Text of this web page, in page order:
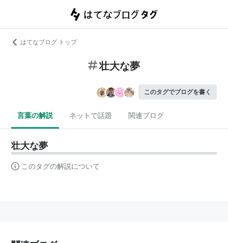
はてなブログ トップ
壮大な夢
このタグでブログを書く
言葉の解説 ネットで話題 関連ブログ
壮大な夢
このタグの解説について